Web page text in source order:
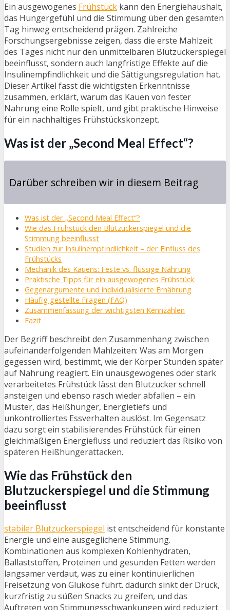
Ein ausgewogenes Frühstück kann den Energiehaushalt,
das Hungergefühl und die Stimmung über den gesamten
Tag hinweg entscheidend prägen. Zahlreiche
Forschungsergebnisse zeigen, dass die erste Mahlzeit
des Tages nicht nur den unmittelbaren Blutzuckerspiegel
beeinflusst, sondern auch langfristige Effekte auf die
Insulinempfindlichkeit und die Sättigungsregulation hat.
Dieser Artikel fasst die wichtigsten Erkenntnisse
zusammen, erklärt, warum das Kauen von fester
Nahrung eine Rolle spielt, und gibt praktische Hinweise
für ein nachhaltiges Frühstückskonzept.
Was ist der „Second Meal Effect“?
Darüber schreiben wir in diesem Beitrag
Was ist der „Second Meal Effect“?
Wie das Frühstück den Blutzuckerspiegel und die
Stimmung beeinflusst
Studien zur Insulinempfindlichkeit – der Einfluss des
Frühstücks
Mechanik des Kauens: Feste vs. flüssige Nahrung
Praktische Tipps für ein ausgewogenes Frühstück
Gegenargumente und individualisierte Ernährung
Häufig gestellte Fragen (FAQ)
Zusammenfassung der wichtigsten Kennzahlen
Fazit
Der Begriff beschreibt den Zusammenhang zwischen
aufeinanderfolgenden Mahlzeiten: Was am Morgen
gegessen wird, bestimmt, wie der Körper Stunden später
auf Nahrung reagiert. Ein unausgewogenes oder stark
verarbeitetes Frühstück lässt den Blutzucker schnell
ansteigen und ebenso rasch wieder abfallen – ein
Muster, das Heißhunger, Energietiefs und
unkontrolliertes Essverhalten auslöst. Im Gegensatz
dazu sorgt ein stabilisierendes Frühstück für einen
gleichmäßigen Energiefluss und reduziert das Risiko von
späteren Heißhungerattacken.
Wie das Frühstück den
Blutzuckerspiegel und die Stimmung
beeinflusst
stabiler Blutzuckerspiegel ist entscheidend für konstante
Energie und eine ausgeglichene Stimmung.
Kombinationen aus komplexen Kohlenhydraten,
Ballaststoffen, Proteinen und gesunden Fetten werden
langsamer verdaut, was zu einer kontinuierlichen
Freisetzung von Glukose führt. dadurch sinkt der Druck,
kurzfristig zu süßen Snacks zu greifen, und das
Auftreten von Stimmungsschwankungen wird reduziert.